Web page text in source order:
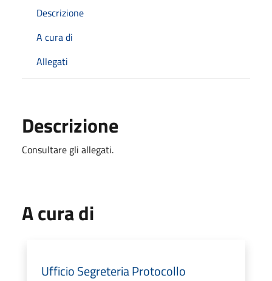
Descrizione
A cura di
Allegati
Descrizione
Consultare gli allegati.
A cura di
Ufficio Segreteria Protocollo